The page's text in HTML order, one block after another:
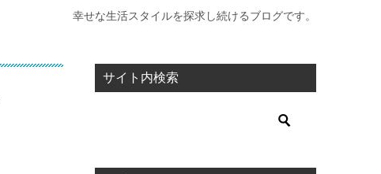
幸せな生活スタイルを探求し続けるブログです。
サイト内検索